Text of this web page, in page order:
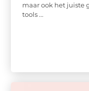
maar ook het juiste
tools ...